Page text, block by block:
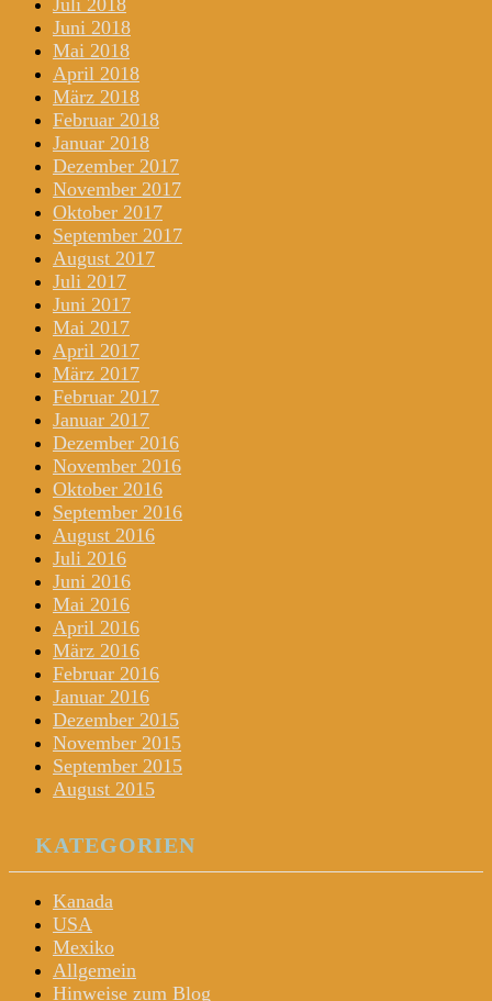
Juli 2018
Juni 2018
Mai 2018
April 2018
März 2018
Februar 2018
Januar 2018
Dezember 2017
November 2017
Oktober 2017
September 2017
August 2017
Juli 2017
Juni 2017
Mai 2017
April 2017
März 2017
Februar 2017
Januar 2017
Dezember 2016
November 2016
Oktober 2016
September 2016
August 2016
Juli 2016
Juni 2016
Mai 2016
April 2016
März 2016
Februar 2016
Januar 2016
Dezember 2015
November 2015
September 2015
August 2015
KATEGORIEN
Kanada
USA
Mexiko
Allgemein
Hinweise zum Blog